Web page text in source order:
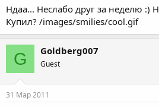
Ндаа... Неслабо друг за неделю :)
Купил? /images/smilies/cool.gif
G Goldberg007
Guest
31 Мар 2011